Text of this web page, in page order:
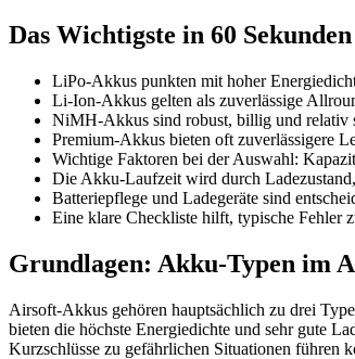
Das Wichtigste in 60 Sekunden
LiPo-Akkus punkten mit hoher
Li-Ion-Akkus gelten als zuverlässige
NiMH-Akkus sind robust, billig und relativ
Premium-Akkus bieten oft zuverlässigere
Wichtige Faktoren bei der Auswahl:
Die Akku-Laufzeit wird durch
Batteriepflege und Ladegeräte sind
Eine klare Checkliste hilft, typische Fehler
Grundlagen: Akku-Typen im
Airsoft-Akkus gehören hauptsächlich zu drei
bieten die höchste Energiedichte und sehr gute
Kurzschlüsse zu gefährlichen Situationen führen